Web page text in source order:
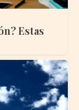
Estas